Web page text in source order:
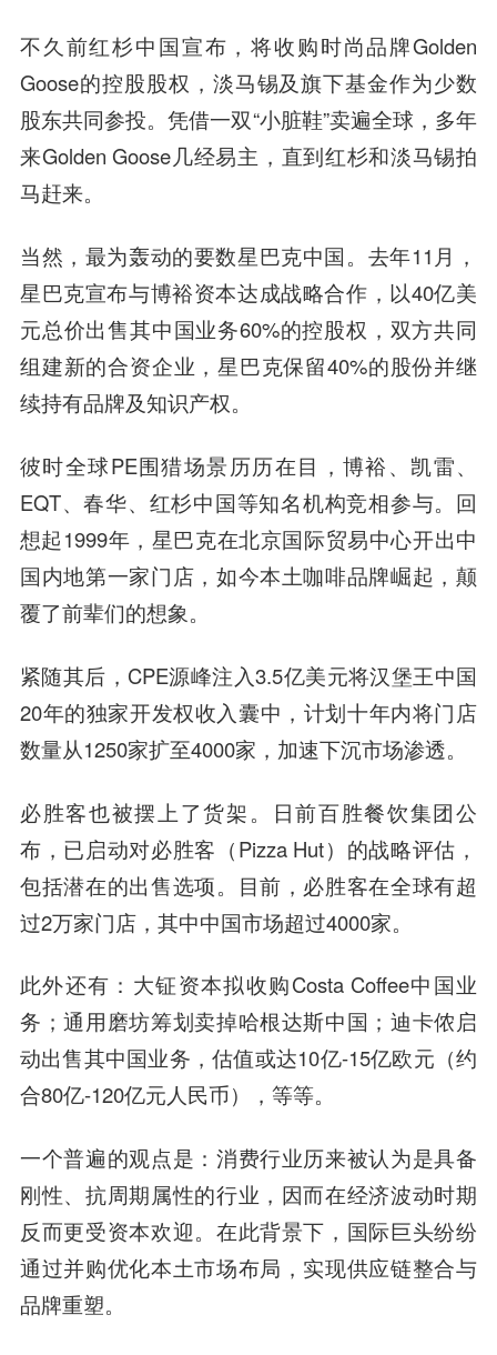
不久前红杉中国宣布，将收购时尚品牌Golden
Goose的控股股权，淡马锡及旗下基金作为少数
股东共同参投。凭借一双“小脏鞋”卖遍全球，多年
来Golden Goose几经易主，直到红杉和淡马锡拍
马赶来。
当然，最为轰动的要数星巴克中国。去年11月，
星巴克宣布与博裕资本达成战略合作，以40亿美
元总价出售其中国业务60%的控股权，双方共同
组建新的合资企业，星巴克保留40%的股份并继
续持有品牌及知识产权。
彼时全球PE围猎场景历历在目，博裕、凯雷、
EQT、春华、红杉中国等知名机构竞相参与。回
想起1999年，星巴克在北京国际贸易中心开出中
国内地第一家门店，如今本土咖啡品牌崛起，颠
覆了前辈们的想象。
紧随其后，CPE源峰注入3.5亿美元将汉堡王中国
20年的独家开发权收入囊中，计划十年内将门店
数量从1250家扩至4000家，加速下沉市场渗透。
必胜客也被摆上了货架。日前百胜餐饮集团公
布，已启动对必胜客（Pizza Hut）的战略评估，
包括潜在的出售选项。目前，必胜客在全球有超
过2万家门店，其中中国市场超过4000家。
此外还有：大钲资本拟收购Costa Coffee中国业
务；通用磨坊筹划卖掉哈根达斯中国；迪卡侬启
动出售其中国业务，估值或达10亿-15亿欧元（约
合80亿-120亿元人民币），等等。
一个普遍的观点是：消费行业历来被认为是具备
刚性、抗周期属性的行业，因而在经济波动时期
反而更受资本欢迎。在此背景下，国际巨头纷纷
通过并购优化本土市场布局，实现供应链整合与
品牌重塑。